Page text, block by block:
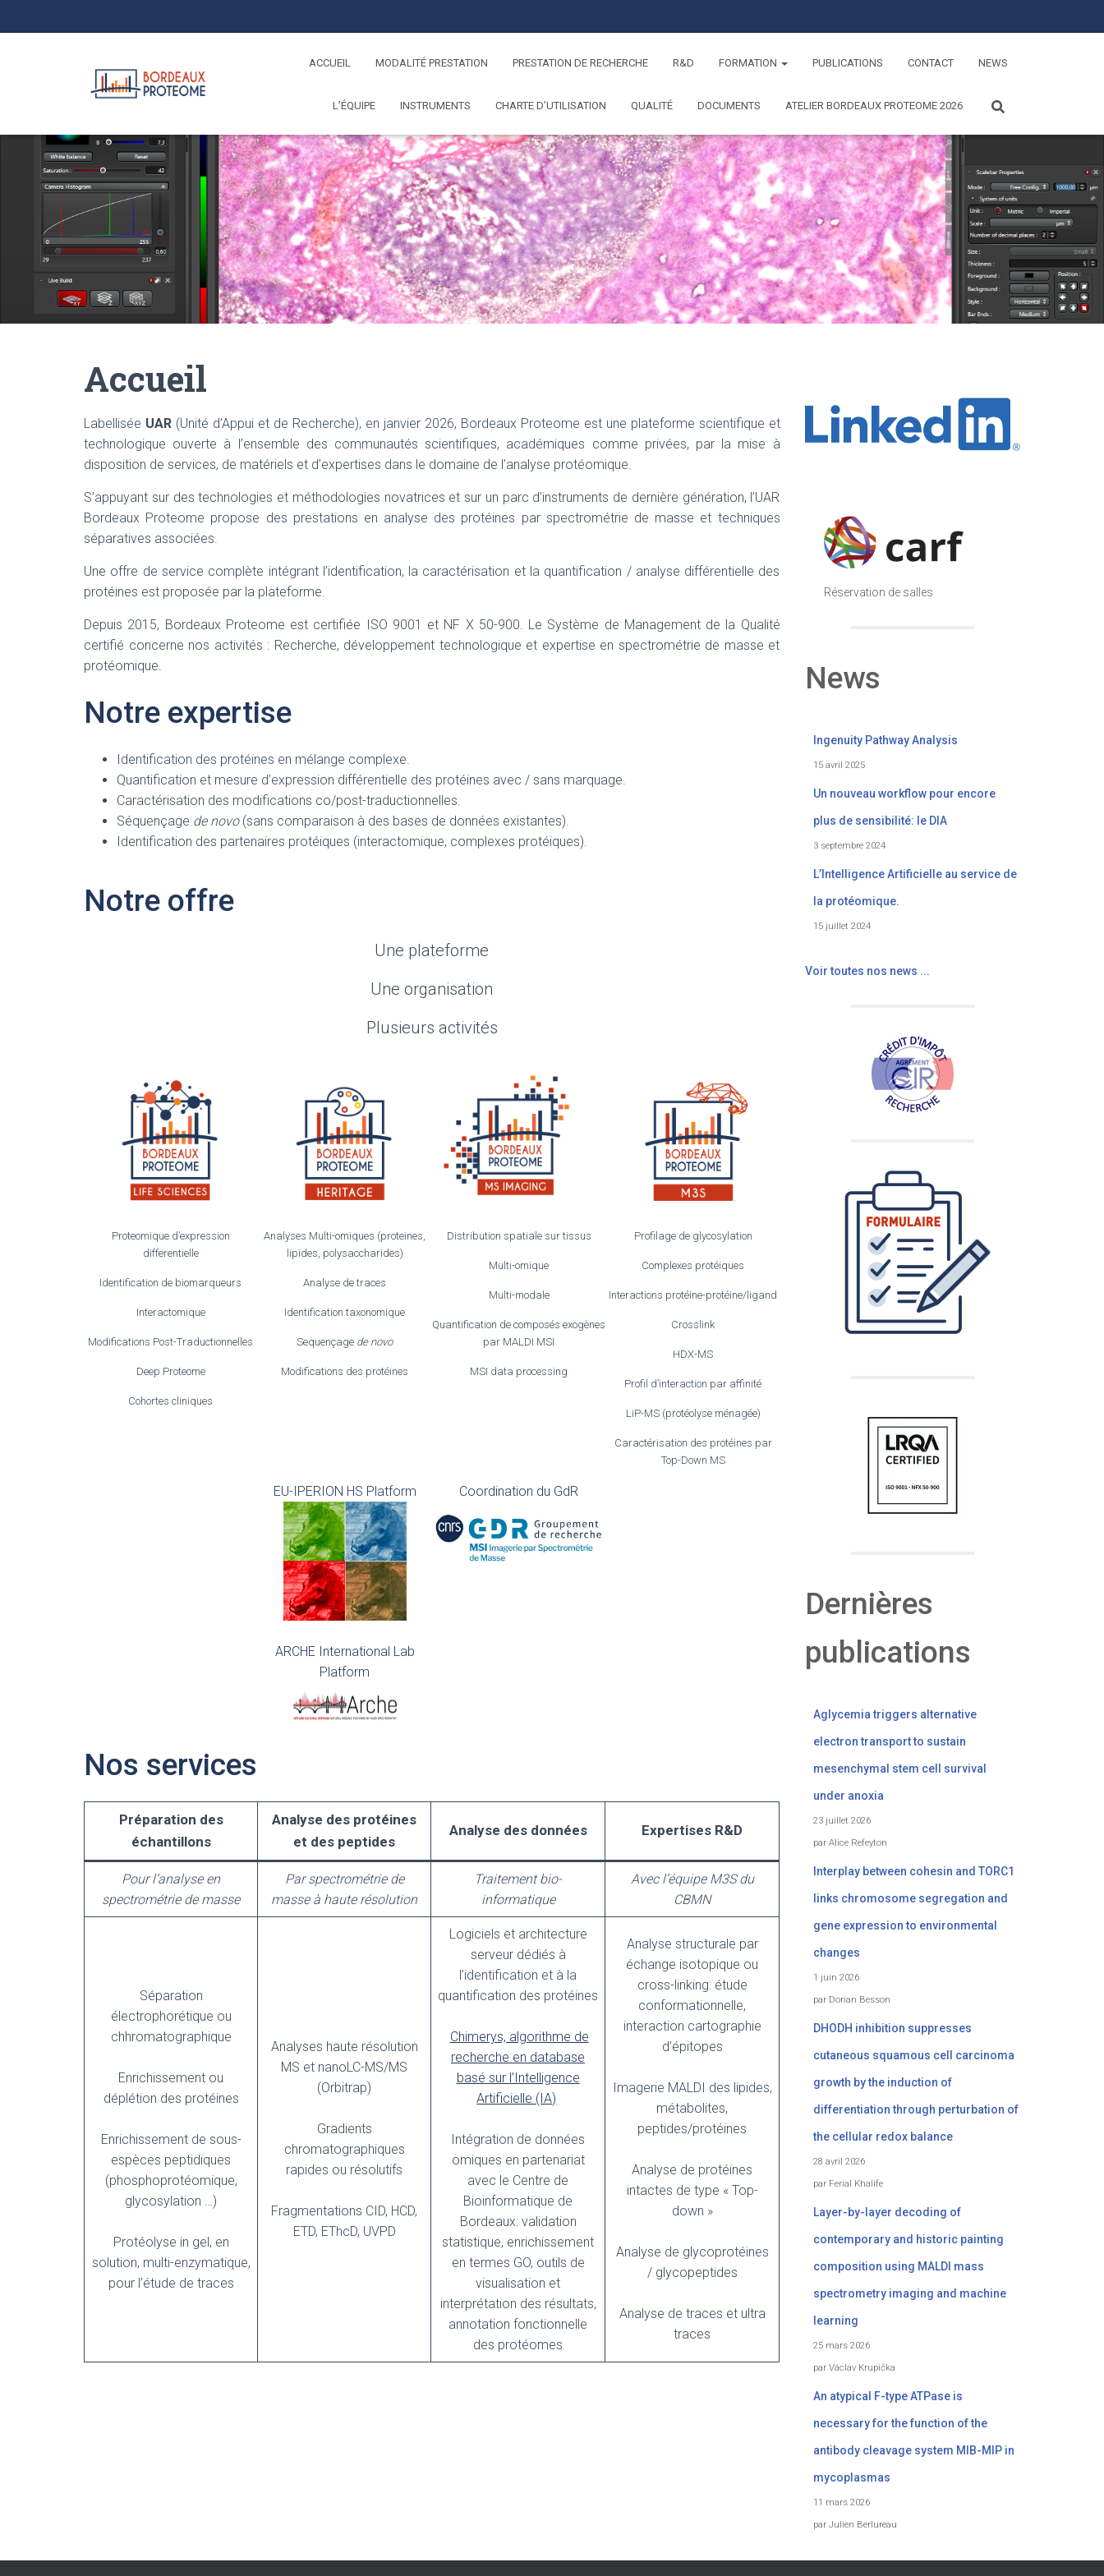
ACCUEIL MODALITÉ PRESTATION PRESTATION DE RECHERCHE R&D FORMATION PUBLICATIONS CONTACT NEWS
L’ÉQUIPE INSTRUMENTS CHARTE D’UTILISATION QUALITÉ DOCUMENTS ATELIER BORDEAUX PROTEOME 2026
Accueil
Labellisée UAR (Unité d’Appui et de Recherche), en janvier 2026, Bordeaux Proteome est une plateforme scientifique et
technologique ouverte à l’ensemble des communautés scientifiques, académiques comme privées, par la mise à
disposition de services, de matériels et d’expertises dans le domaine de l’analyse protéomique.
S’appuyant sur des technologies et méthodologies novatrices et sur un parc d’instruments de dernière génération, l’UAR
Bordeaux Proteome propose des prestations en analyse des protéines par spectrométrie de masse et techniques
séparatives associées.
Une offre de service complète intégrant l’identification, la caractérisation et la quantification / analyse différentielle des
protéines est proposée par la plateforme.
Depuis 2015, Bordeaux Proteome est certifiée ISO 9001 et NF X 50-900. Le Système de Management de la Qualité
certifié concerne nos activités : Recherche, développement technologique et expertise en spectrométrie de masse et
protéomique.
Notre expertise
Identification des protéines en mélange complexe.
Quantification et mesure d’expression différentielle des protéines avec / sans marquage.
Caractérisation des modifications co/post-traductionnelles.
Séquençage de novo(sans comparaison à des bases de données existantes).
Identification des partenaires protéiques (interactomique, complexes protéiques).
Notre offre
Une plateforme
Une organisation
Plusieurs activités
Proteomique d’expression
differentielle
Identification de biomarqueurs
Interactomique
Modifications Post-Traductionnelles
Deep Proteome
Cohortes cliniques
Analyses Multi-omiques (proteines,
lipides, polysaccharides)
Analyse de traces
Identification taxonomique
Sequençage de novo
Modifications des protéines
Distribution spatiale sur tissus
Multi-omique
Multi-modale
Quantification de composés exogènes
par MALDI MSI
MSI data processing
Profilage de glycosylation
Complexes protéiques
Interactions protéine-protéine/ligand
Crosslink
HDX-MS
Profil d’interaction par affinité
LiP-MS (protéolyse ménagée)
Caractérisation des protéines par
Top-Down MS
EU-IPERION HS Platform
ARCHE International Lab
Platform
Coordination du GdR
Nos services
Préparation des
échantillons
Analyse des protéines
et des peptides
Analyse des données Expertises R&D
Pour l’analyse en
spectrométrie de masse
Par spectrométrie de
masse à haute résolution
Traitement bio-
informatique
Avec l’équipe M3S du
CBMN
Séparation
électrophorétique ou
chhromatographique
Enrichissement ou
déplétion des protéines
Enrichissement de sous-
espèces peptidiques
(phosphoprotéomique,
glycosylation …)
Protéolyse in gel, en
solution, multi-enzymatique,
pour l’étude de traces
Analyses haute résolution
MS et nanoLC-MS/MS
(Orbitrap)
Gradients
chromatographiques
rapides ou résolutifs
Fragmentations CID, HCD,
ETD, EThcD, UVPD
Logiciels et architecture
serveur dédiés à
l’identification et à la
quantification des protéines
Chimerys, algorithme de
recherche en database
basé sur l’Intelligence
Artificielle (IA)
Intégration de données
omiques en partenariat
avec le Centre de
Bioinformatique de
Bordeaux: validation
statistique, enrichissement
en termes GO, outils de
visualisation et
interprétation des résultats,
annotation fonctionnelle
des protéomes
Analyse structurale par
échange isotopique ou
cross-linking: étude
conformationnelle,
interaction cartographie
d’épitopes
Imagerie MALDI des lipides,
métabolites,
peptides/protéines
Analyse de protéines
intactes de type « Top-
down »
Analyse de glycoprotéines
/ glycopeptides
Analyse de traces et ultra
traces
Réservation de salles
News
Ingenuity Pathway Analysis
15 avril 2025
Un nouveau workflow pour encore
plus de sensibilité: le DIA
3 septembre 2024
L’Intelligence Artificielle au service de
la protéomique.
15 juillet 2024
Voir toutes nos news ...
Dernières
publications
Aglycemia triggers alternative
electron transport to sustain
mesenchymal stem cell survival
under anoxia
23 juillet 2026
par Alice Refeyton
Interplay between cohesin and TORC1
links chromosome segregation and
gene expression to environmental
changes
1 juin 2026
par Dorian Besson
DHODH inhibition suppresses
cutaneous squamous cell carcinoma
growth by the induction of
differentiation through perturbation of
the cellular redox balance
28 avril 2026
par Ferial Khalife
Layer-by-layer decoding of
contemporary and historic painting
composition using MALDI mass
spectrometry imaging and machine
learning
25 mars 2026
par Václav Krupička
An atypical F-type ATPase is
necessary for the function of the
antibody cleavage system MIB-MIP in
mycoplasmas
11 mars 2026
par Julien Berlureau